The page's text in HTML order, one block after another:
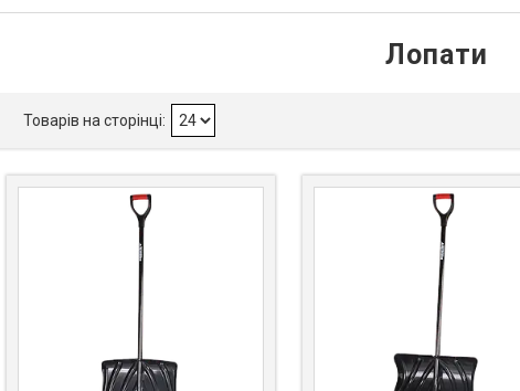
Лопати